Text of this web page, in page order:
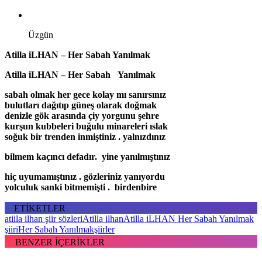
Üzgün
Atilla iLHAN – Her Sabah Yanılmak
Atilla iLHAN – Her Sabah Yanılmak
sabah olmak her gece kolay mı sanırsınız
bulutları dağıtıp güneş olarak doğmak
denizle gök arasında çiy yorgunu şehre
kurşun kubbeleri buğulu minareleri ıslak
soğuk bir trenden inmiştiniz . yalnızdınız
bilmem kaçıncı defadır. yine yanılmıştınız
hiç uyumamıştınız . gözleriniz yanıyordu
yolculuk sanki bitmemişti . birdenbire
ETİKETLER
atiila ilhan şiir sözleriAtilla ilhanAtilla iLHAN Her Sabah Yanılmak
şiiriHer Sabah Yanılmakşiirler
BENZER İÇERİKLER